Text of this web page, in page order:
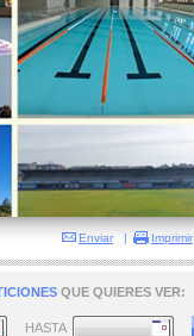
Enviar | Imprimir
QUE QUIERES VER:
HASTA